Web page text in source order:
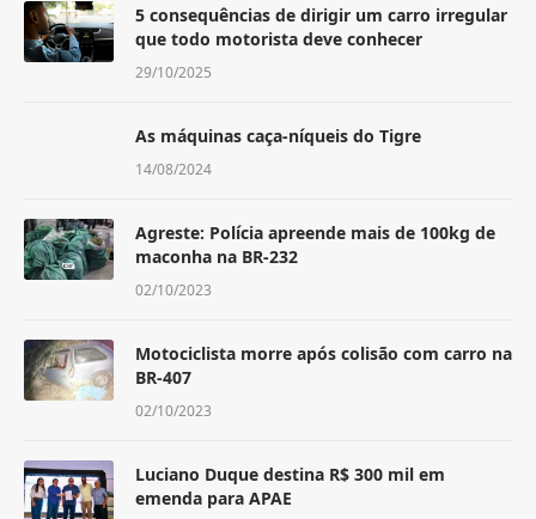
5 consequências de dirigir um carro irregular
que todo motorista deve conhecer
29/10/2025
As máquinas caça-níqueis do Tigre
14/08/2024
Agreste: Polícia apreende mais de 100kg de
maconha na BR-232
02/10/2023
Motociclista morre após colisão com carro na
BR-407
02/10/2023
Luciano Duque destina R$ 300 mil em
emenda para APAE